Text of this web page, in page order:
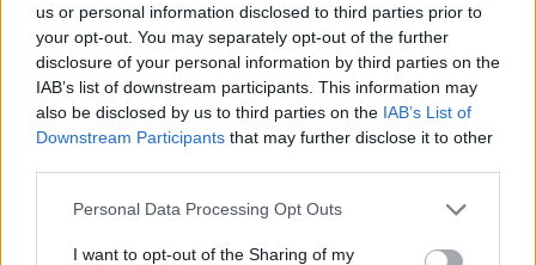
us or personal information disclosed to third parties prior to
your opt-out. You may separately opt-out of the further
disclosure of your personal information by third parties on the
IAB’s list of downstream participants. This information may
also be disclosed by us to third parties on the IAB’s List of
Downstream Participants that may further disclose it to other
Personal Data Processing Opt Outs
I want to opt-out of the Sharing of my